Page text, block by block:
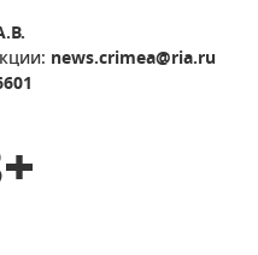
news.crimea@ria.ru